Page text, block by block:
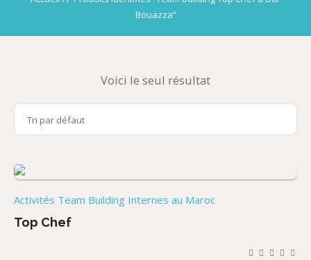
Bouazza”
Voici le seul résultat
Activités Team Building Internes au Maroc
Top Chef